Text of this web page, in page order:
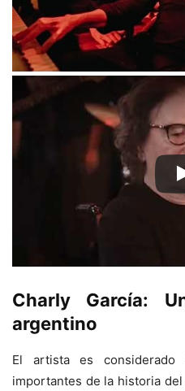
Charly García:
argentino
El artista es
importantes de la historia